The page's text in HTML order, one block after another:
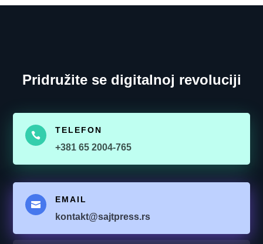
Pridružite se digitalnoj revoluciji

TELEFON
+381 65 2004-765

EMAIL
kontakt@sajtpress.rs